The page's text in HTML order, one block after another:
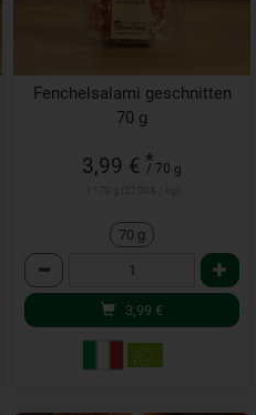
Fenchelsalami geschnitten
70 g
3,99 € *
/ 70 g
70 g
Anzahl
3,99 €